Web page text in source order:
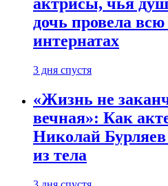
актрисы, чья
дочь провела
интернатах
3 дня спустя
«Жизнь не
вечная»: Как
Николай
из тела